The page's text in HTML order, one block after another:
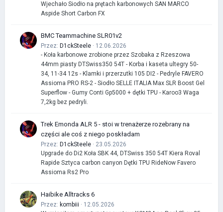
Wjechało Siodło na prętach karbonowych SAN MARCO
Aspide Short Carbon FX
BMC Teammachine SLR01v2
Przez: D1ckSteele · 12.06.2026
- Koła karbonowe zrobione przez Szobaka z Rzeszowa
44mm piasty DTSwiss350 54T - Korba i kaseta ultegry 50-
34, 11-34 12s - Klamki i przerzutki 105 DI2 - Pedryle FAVERO
Assioma PRO RS-2 - Siodło SELLE ITALIA Max SLR Boost Gel
Superflow - Gumy Conti Gp5000 + dętki TPU - Karoo3 Waga
7,2kg bez pedryli.
Trek Emonda ALR 5 - stoi w trenażerze rozebrany na
części ale coś z niego poskładam
Przez: D1ckSteele · 23.05.2026
Upgrade do Di2 Koła SBK 44, DTSwiss 350 54T Kiera Roval
Rapide Sztyca carbon canyon Dętki TPU RideNow Favero
Assioma Rs2 Pro
Haibike Alltracks 6
Przez: kombiii · 12.05.2026